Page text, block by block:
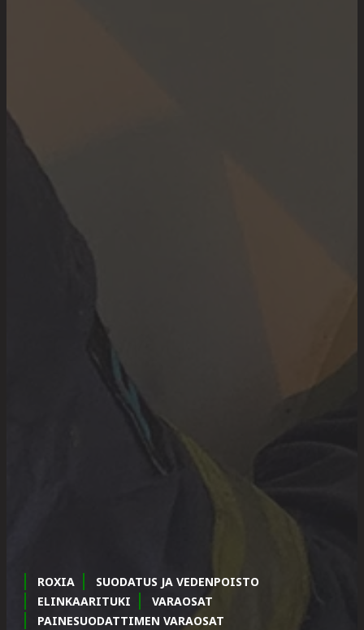
ROXIA
SUODATUS JA VEDENPOISTO
ELINKAARITUKI
VARAOSAT
PAINESUODATTIMEN VARAOSAT